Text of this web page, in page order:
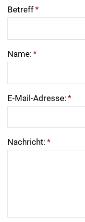
Betreff*
Name: *
E-Mail-Adresse: *
Nachricht: *